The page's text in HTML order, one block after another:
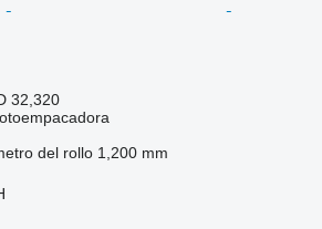
32,320
del rollo 1,200 mm